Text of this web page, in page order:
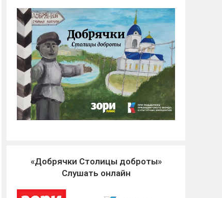
«Добрячки Столицы доброты»
Слушать онлайн